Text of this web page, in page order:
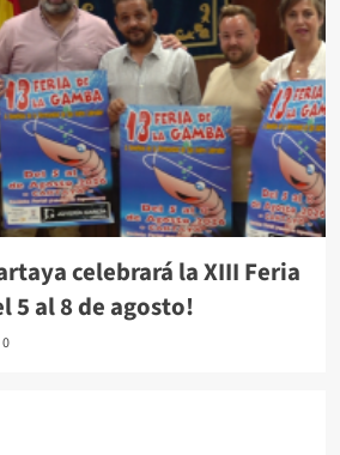
celebrará la XIII Feria
5 al 8 de agosto!
0